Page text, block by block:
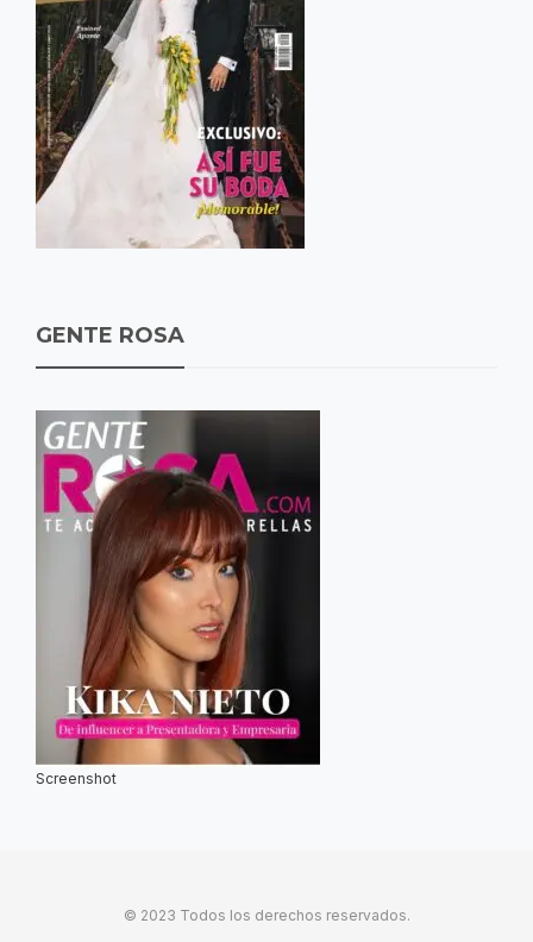
GENTE ROSA
Screenshot
© 2023 Todos los derechos reservados.